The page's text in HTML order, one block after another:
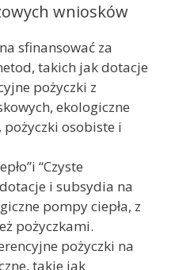
wniosków
sfinansować za
takich jak dotacje
pożyczki z
ekologiczne
osobiste i
“Czyste
i subsydia na
pompy ciepła, z
pożyczkami.
pożyczki na
takie jak